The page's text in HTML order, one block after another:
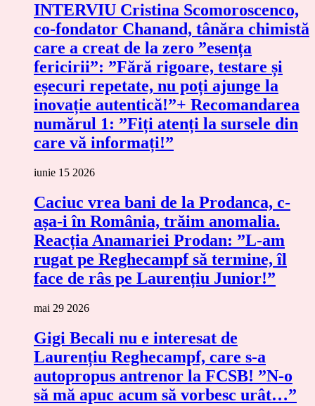
INTERVIU Cristina Scomoroscenco,
co-fondator Chanand, tânăra chimistă
care a creat de la zero ”esența
fericirii”: ”Fără rigoare, testare și
eșecuri repetate, nu poți ajunge la
inovație autentică!”+ Recomandarea
numărul 1: ”Fiți atenți la sursele din
care vă informați!”
iunie 15 2026
Caciuc vrea bani de la Prodanca, c-
așa-i în România, trăim anomalia.
Reacția Anamariei Prodan: ”L-am
rugat pe Reghecampf să termine, îl
face de râs pe Laurențiu Junior!”
mai 29 2026
Gigi Becali nu e interesat de
Laurențiu Reghecampf, care s-a
autopropus antrenor la FCSB! ”N-o
să mă apuc acum să vorbesc urât…”